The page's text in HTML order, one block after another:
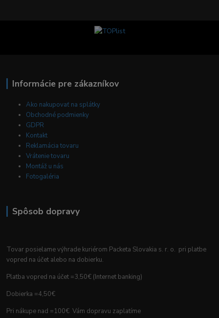
Informácie pre zákazníkov
Ako nakupovať na splátky
Obchodné podmienky
GDPR
Kontakt
Reklamácia tovaru
Vrátenie tovaru
Montáž u nás
Fotogaléria
Spôsob dopravy
Tovar posielame výhrade kuriérom Packeta Slovakia s. r. o. pri platbe
vopred na účet alebo na dobierku.
Platba vopred na účet =3,50€ (Internet banking)
Dobierka =4,50€
Pri nákupe nad =100€ Vám dopravu zaplatíme